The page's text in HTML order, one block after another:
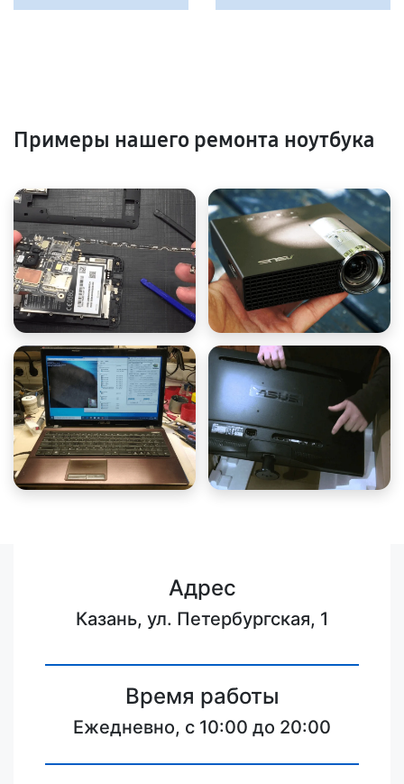
Примеры нашего ремонта ноутбука
Адрес
Казань, ул. Петербургская, 1
Время работы
Ежедневно, с 10:00 до 20:00